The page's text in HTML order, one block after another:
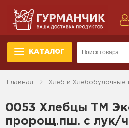
КАТАЛОГ
Главная Хлеб и Хлебобулочные
0053 Хлебцы ТМ
пророщ.пш. с лук/